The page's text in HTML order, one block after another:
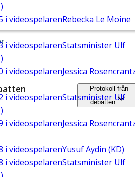
i videospelarenRebecka Le Moine
i videospelarenStatsminister Ulf
i videospelarenJessica
i videospelarenStatsminister Ulf
i videospelarenJessica
i videospelarenYusuf Aydin (KD)
i videospelarenStatsminister Ulf
Protokoll från
debatten